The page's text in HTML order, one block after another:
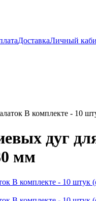
ДоставкаЛичный
В комплекте - 10
дуг
мм